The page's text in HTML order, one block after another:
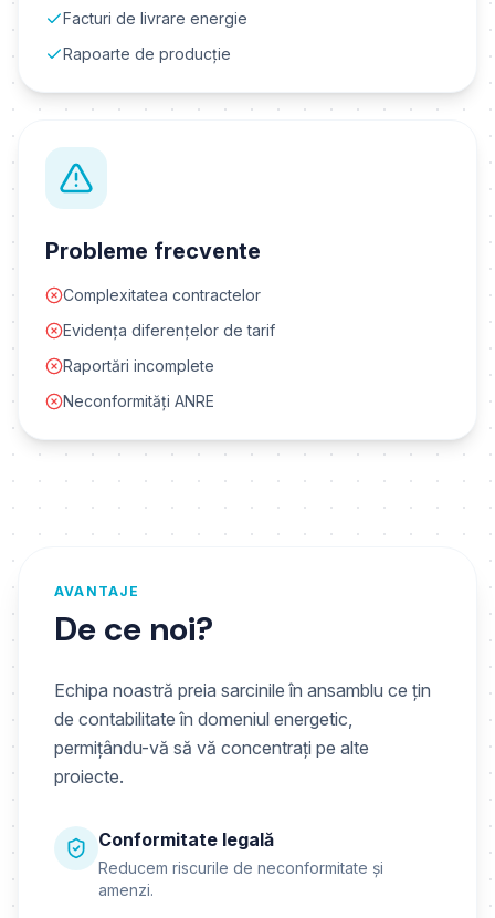
Facturi de livrare energie
Rapoarte de producție
Probleme frecvente
Complexitatea contractelor
Evidența diferențelor de tarif
Raportări incomplete
Neconformități ANRE
AVANTAJE
De ce noi?
Echipa noastră preia sarcinile în ansamblu ce țin
de contabilitate în domeniul energetic,
permițându-vă să vă concentrați pe alte
proiecte.
Conformitate legală
Reducem riscurile de neconformitate și
amenzi.